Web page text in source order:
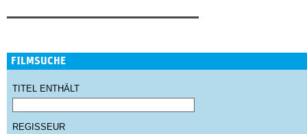
FILMSUCHE
TITEL ENTHÄLT
REGISSEUR